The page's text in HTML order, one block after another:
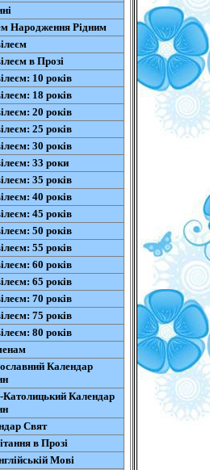
Народження Рідним
в Прозі
10 років
18 років
20 років
25 років
30 років
33 роки
35 років
40 років
45 років
50 років
55 років
60 років
65 років
70 років
75 років
80 років
Календар
Календар
Свят
в Прозі
Мові